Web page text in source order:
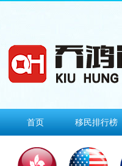
首页 移民排行榜